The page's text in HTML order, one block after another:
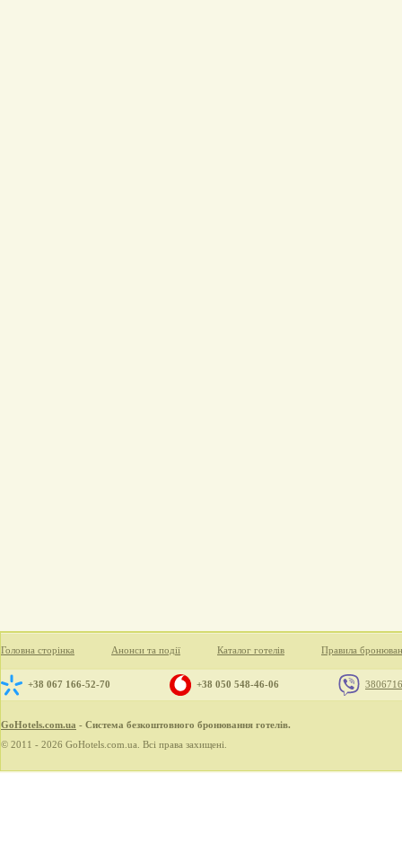
Головна сторінка Анонси та події Каталог готелів Правила
+38 067 166-52-70 +38 050 548-46-06
GoHotels.com.ua - Система безкоштовного бронювання готелів.
© 2011 - 2026 GoHotels.com.ua. Всі права захищені.